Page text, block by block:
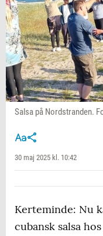
Salsa på Nordstranden.
30 maj 2025 kl. 10:42
Kerteminde: Nu
cubansk salsa